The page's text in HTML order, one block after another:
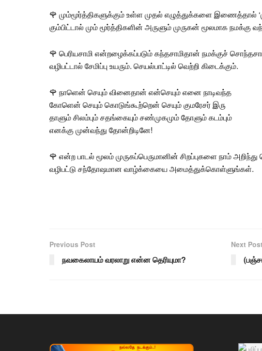
🌹 மும்மூர்த்திகளுக்கும் உள்ள முதல் எழுத்துக்களை இணைத்தால்
கும்பிட்டால் மும் மூர்த்திகளின் அருளும் முருகன் மூலமாக நமக்கு
🌹 பெரியசாமி என்றழைக்கப்படும்கந்தசாமிதான் நமக்குச்
வழிபட்டால் சேமிப்பு உயரும். செயல்பாட்டில் வெற்றி கிடைக்கும்.
🌹 நாளென் செயும் வினைதான் என்செயும் எனை நாடிவந்த
கோளென் செயும் கொடுங்கூற்றென் செயும் குமரேசர் இரு
தாளும் சிலம்பும் சதங்கையும் சண்முகமும் தோளும் கடம்பும்
எனக்கு முன்வந்து தோன்றிடினே!
🌹 என்றபாடல் மூலம் முருகப்பெருமானின் சிறப்புகளை நாம்
வழிபட்டு சந்தோஷமான வாழ்க்கையை அமைத்துக்கொள்ளுங்கள்.
Previous Post
நவகைலாயம் வரலாறு என்ன தெரியுமா?
Next Post